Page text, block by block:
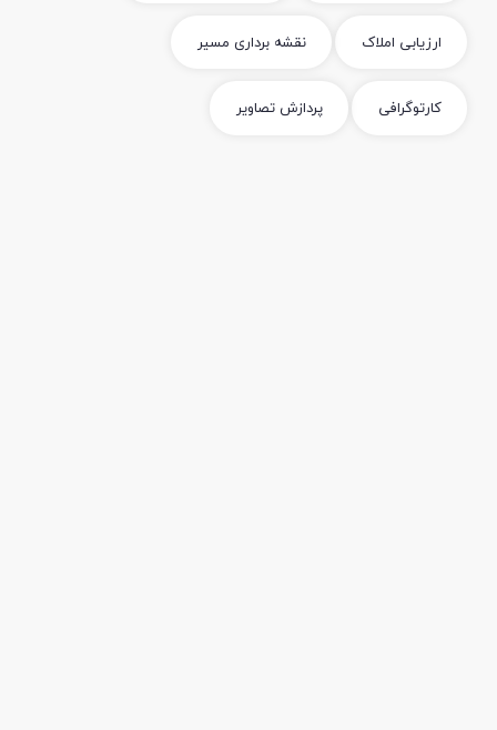
ارزیابی املاک نقشه برداری مسیر
کارتوگرافی پردازش تصاویر